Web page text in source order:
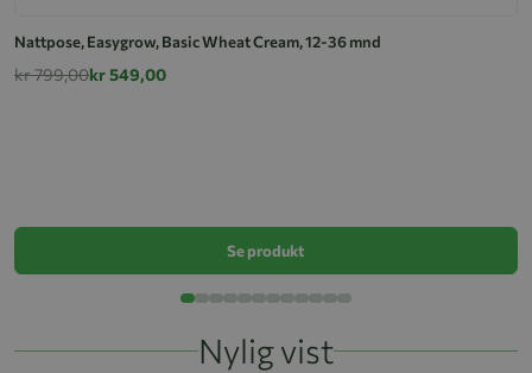
Nattpose, Easygrow, Basic Wheat Cream, 12-36 mnd
kr 799,00kr 549,00
Se produkt
Nylig vist